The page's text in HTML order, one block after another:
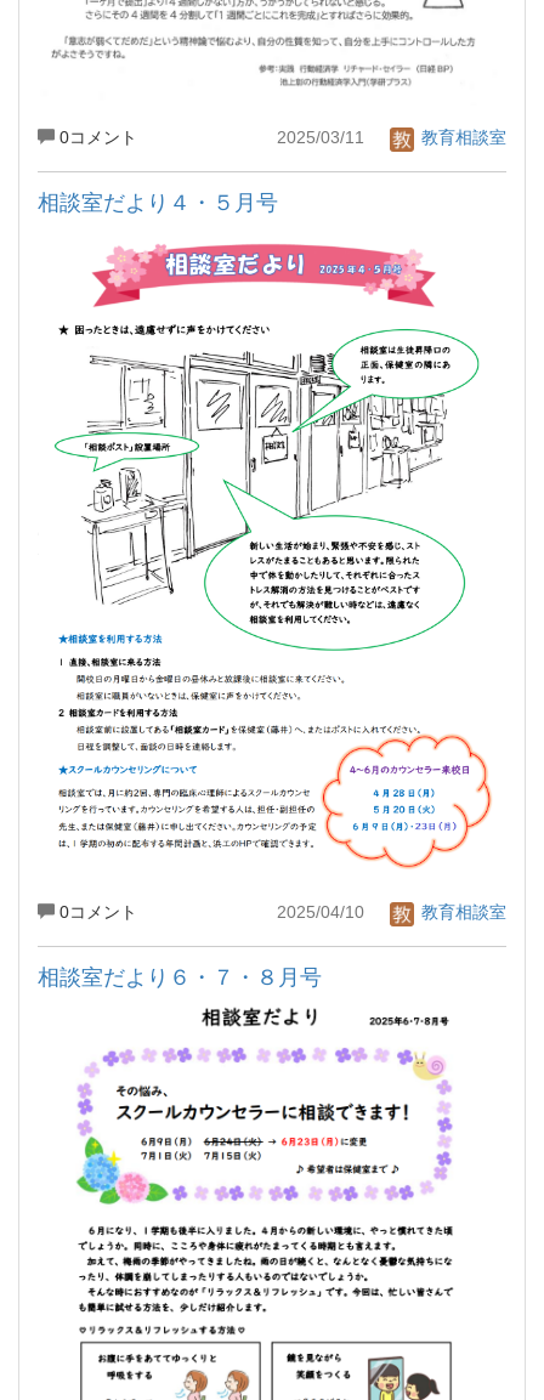
0コメント 2025/03/11 教育相談室
相談室だより４・５月号
0コメント 2025/04/10 教育相談室
相談室だより６・７・８月号